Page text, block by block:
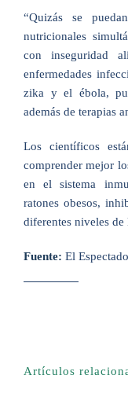
“Quizás se
nutricionales
con inseguridad
enfermedades
zika y el ébola,
además de terapias
Los científicos
comprender mejor
en el sistema
ratones obesos,
diferentes niveles de
Fuente: El
Artículos